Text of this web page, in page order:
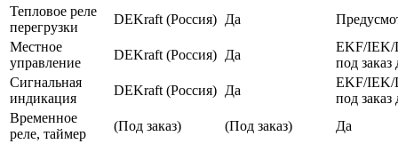
Тепловое реле
перегрузки
DEKraft (Россия) Да
Местное
управление
DEKraft (Россия) Да
EKF/IEK/
под заказ
Сигнальная
индикация
DEKraft (Россия) Да
EKF/IEK/
под заказ
Временное
реле, таймер
(Под заказ) (Под заказ)
Да